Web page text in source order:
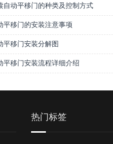
自动平移门的种类及控制方式
平移门的安装注意事项
平移门安装分解图
平移门安装流程详细介绍
热门标签